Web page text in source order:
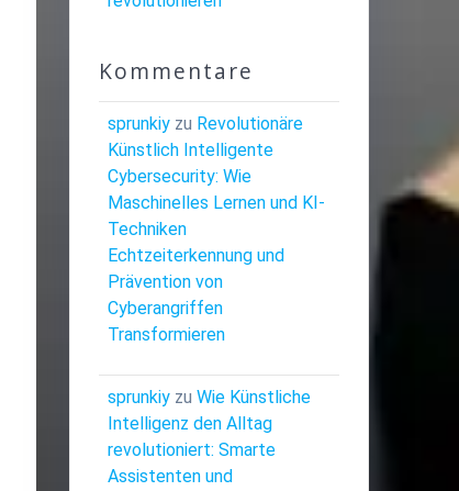
Kommentare
sprunkiyzu Revolutionäre
Künstlich Intelligente
Cybersecurity: Wie
Maschinelles Lernen und KI-
Techniken
Echtzeiterkennung und
Prävention von
Cyberangriffen
Transformieren
sprunkiyzu Wie Künstliche
Intelligenz den Alltag
revolutioniert: Smarte
Assistenten und